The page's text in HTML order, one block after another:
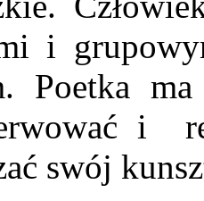
i
Poetka
i
swój